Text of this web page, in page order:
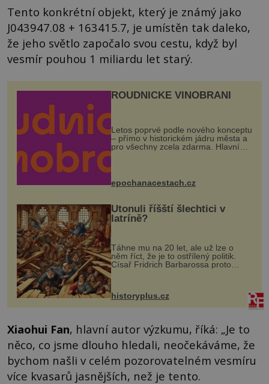
Tento konkrétní objekt, který je známý jako
J043947.08 + 163415.7, je umístěn tak daleko,
že jeho světlo započalo svou cestu, když byl
vesmír pouhou 1 miliardu let starý.
ROUDNICKÉ VINOBRANÍ
Letos poprvé podle nového konceptu
– přímo v historickém jádru města a
pro všechny zcela zdarma. Hlavní
program se odehraje na Karlově a
mohou těšit na víno, burčák, pes...
epochanacestach.cz
Utonuli říšští šlechtici v
latríně?
Táhne mu na 20 let, ale už lze o
něm říct, že je to ostřílený politik.
Císař Fridrich Barbarossa proto
posílá svého syna a dědice Jindřicha
VI. do Erfurtu, aby se stal
prostředníkem při řešení sporu m...
historyplus.cz
Xiaohui Fan, hlavní autor výzkumu, říká: „Je to
něco, co jsme dlouho hledali, neočekáváme, že
bychom našli v celém pozorovatelném vesmíru
více kvasarů jasnějších, než je tento.